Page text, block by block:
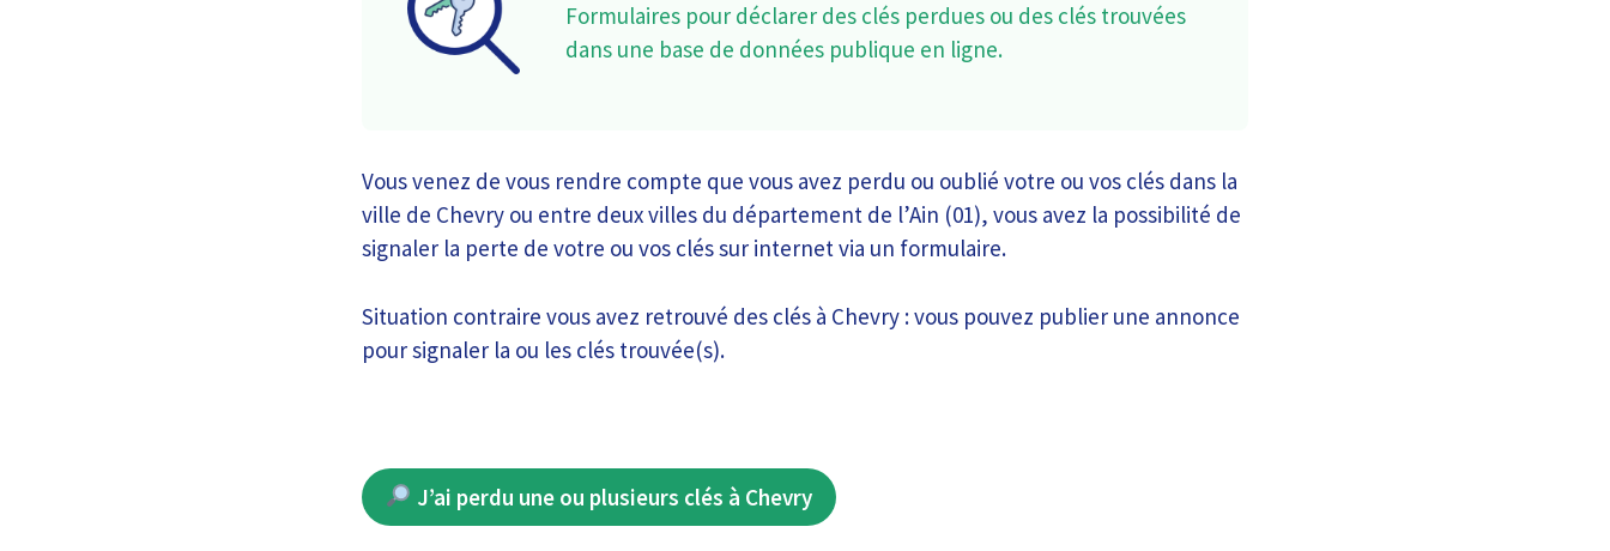
Formulaires pour déclarer des clés perdues ou des clés trouvées
dans une base de données publique en ligne.
Vous venez de vous rendre compte que vous avez perdu ou oublié votre ou vos clés dans la
ville de Chevry ou entre deux villes du département de l’Ain (01), vous avez la possibilité de
signaler la perte de votre ou vos clés sur internet via un formulaire.
Situation contraire vous avez retrouvé des clés à Chevry : vous pouvez publier une annonce
pour signaler la ou les clés trouvée(s).
J’ai perdu une ou plusieurs clés à Chevry